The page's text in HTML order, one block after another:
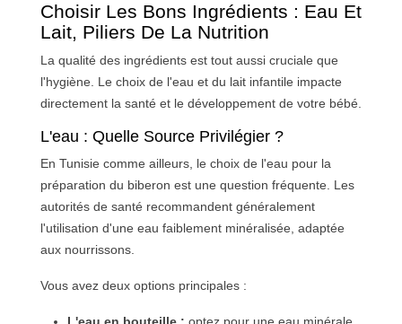
Choisir Les Bons Ingrédients : Eau Et
Lait, Piliers De La Nutrition
La qualité des ingrédients est tout aussi cruciale que
l'hygiène. Le choix de l'eau et du lait infantile impacte
directement la santé et le développement de votre bébé.
L'eau : Quelle Source Privilégier ?
En Tunisie comme ailleurs, le choix de l'eau pour la
préparation du biberon est une question fréquente. Les
autorités de santé recommandent généralement
l'utilisation d'une eau faiblement minéralisée, adaptée
aux nourrissons.
Vous avez deux options principales :